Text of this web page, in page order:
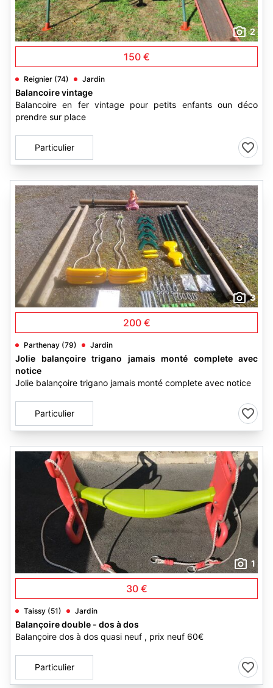
2
150 €
Reignier (74) Jardin
Balancoire vintage
Balancoire en fer vintage pour petits enfants oun déco
prendre sur place
Particulier
3
200 €
Parthenay (79) Jardin
Jolie balançoire trigano jamais monté complete avec
notice
Jolie balançoire trigano jamais monté complete avec notice
Particulier
1
30 €
Taissy (51) Jardin
Balançoire double - dos à dos
Balançoire dos à dos quasi neuf , prix neuf 60€
Particulier